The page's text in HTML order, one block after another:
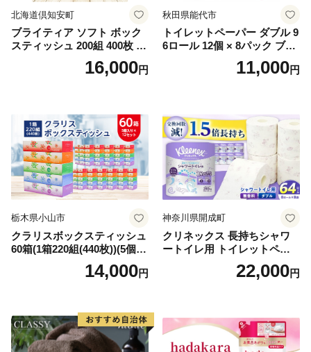
北海道倶知安町
ブライティア ソフト ボック
スティッシュ 200組 400枚 60
箱 日本製 まとめ買い ティッ
シュ リサイクル 長持 防災 常
倶知安町 日用品
16,000円
秋田県能代市
トイレットペーパー ダブル 9
6ロール 12個 × 8パック ブラ
ンカ 再生紙 100％ 芯あり 日
用品 消耗品 無香料 生活用品
11,000円
栃木県小山市
クラリスボックスティッシュ
60箱(1箱220組(440枚))(5個入
り×12セット)【1256759】
14,000円
神奈川県開成町
クリネックス 長持ちシャワ
ートイレ用 トイレットペー
パー（ダブル）64ロール(8ロ
ール×8パック) 開成町 トイレ
蓄 防災 エコ 消耗品 生活雑貨
生活用品 無香料 トイレット
ペーパー ダブル といれっと
22,000円